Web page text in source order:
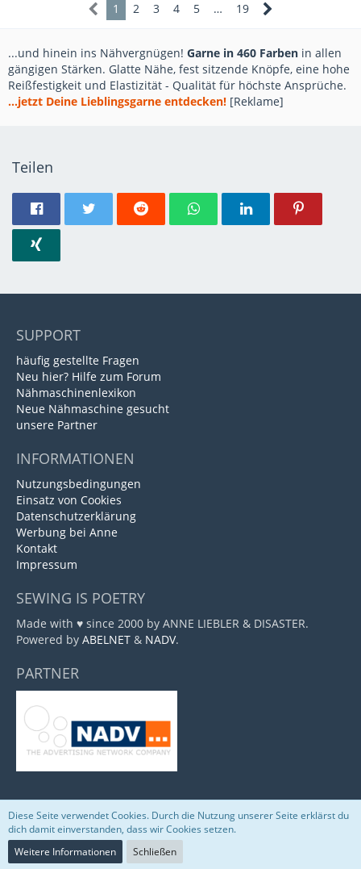
1 2 3 4 5 … 19
...und hinein ins Nähvergnügen! Garne in 460 Farben in allen
gängigen Stärken. Glatte Nähe, fest sitzende Knöpfe, eine hohe
Reißfestigkeit und Elastizität - Qualität für höchste Ansprüche.
...jetzt Deine Lieblingsgarne entdecken! [Reklame]
Teilen
SUPPORT
häufig gestellte Fragen
Neu hier? Hilfe zum Forum
Nähmaschinenlexikon
Neue Nähmaschine gesucht
unsere Partner
INFORMATIONEN
Nutzungsbedingungen
Einsatz von Cookies
Datenschutzerklärung
Werbung bei Anne
Kontakt
Impressum
SEWING IS POETRY
Made with ♥ since 2000 by ANNE LIEBLER & DISASTER.
Powered by ABELNET & NADV.
PARTNER
Community-Software:WoltLab Suite™
Diese Seite verwendet Cookies. Durch die Nutzung unserer Seite erklärst du
dich damit einverstanden, dass wir Cookies setzen.
Weitere Informationen
Schließen